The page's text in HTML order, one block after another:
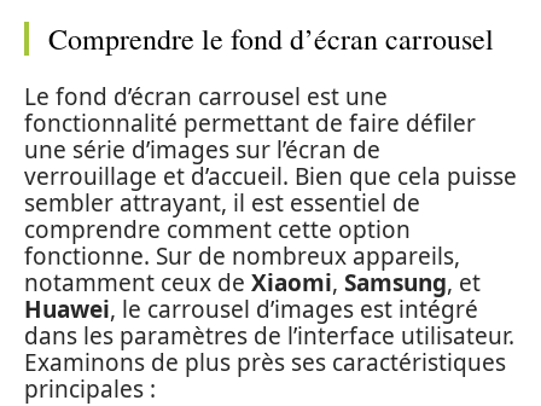
Comprendre le fond d’écran carrousel
Le fond d’écran carrousel est une
fonctionnalité permettant de faire défiler
une série d’images sur l’écran de
verrouillage et d’accueil. Bien que cela puisse
sembler attrayant, il est essentiel de
comprendre comment cette option
fonctionne. Sur de nombreux appareils,
notamment ceux de Xiaomi, Samsung, et
Huawei, le carrousel d’images est intégré
dans les paramètres de l’interface utilisateur.
Examinons de plus près ses caractéristiques
principales :